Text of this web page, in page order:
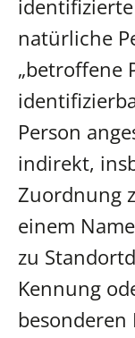
natürliche
„betroffene
Person
indirekt,
Zuordnung
einem
zu
Kennung